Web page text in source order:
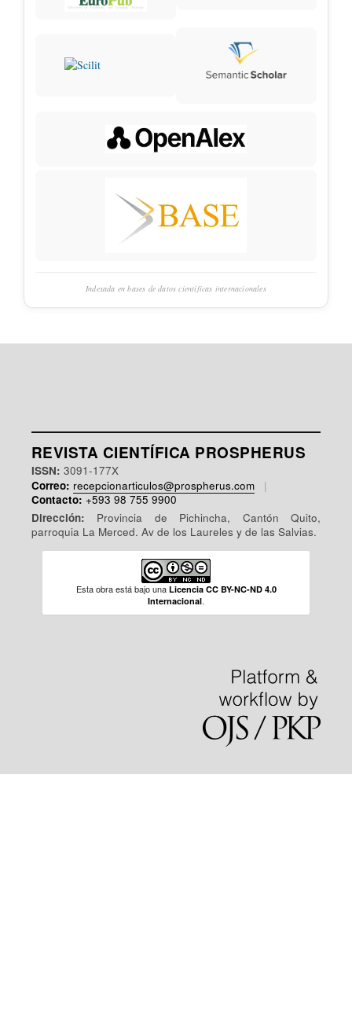
Indexada en bases de datos científicas internacionales
REVISTA CIENTÍFICA PROSPHERUS
ISSN: 3091-177X
Correo: recepcionarticulos@prospherus.com
|
Contacto: +593 98 755 9900
Dirección: Provincia de Pichincha, Cantón Quito,
parroquia La Merced. Av de los Laureles y de las Salvias.
Esta obra está bajo una Licencia CC BY-NC-ND 4.0
Internacional.